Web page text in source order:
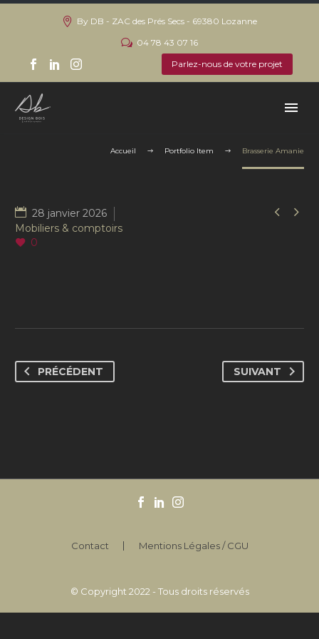
By DB - ZAC des Prés Secs - 69380 Lozanne
04 78 43 07 16
Parlez-nous de votre projet
Accueil Portfolio Item Brasserie Amanie
 
28 janvier 2026
Mobiliers & comptoirs
0
PRÉCÉDENT SUIVANT
Contact Mentions Légales / CGU
© Copyright 2022 - Tous droits réservés